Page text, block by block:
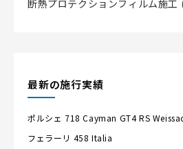
断熱プロテクションフィルム施工
最新の施行実績
ポルシェ 718 Cayman GT4 RS
フェラーリ 458 Italia